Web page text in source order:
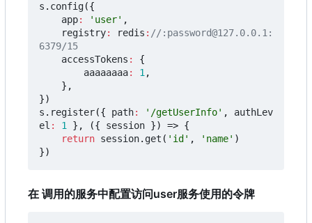
s . config({
app: 'user' ,
registry: redis : //:password@127.0.0.1:
accessTokens :
{
aaaaaaaa: 1,
},
})
s . register({ path: '/getUserInfo' ,
authLev
el : 1 }, ({ session }) => {
return session. get ( 'id' , 'name' )
})
在 调用的服务中配置访问user服务使用的令牌